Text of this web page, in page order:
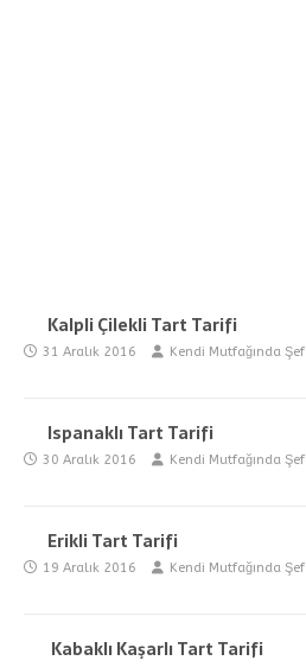
Kalpli Çilekli Tart Tarifi
31 Aralık 2016 Kendi Mutfağında Şef
Ispanaklı Tart Tarifi
30 Aralık 2016 Kendi Mutfağında Şef
Erikli Tart Tarifi
19 Aralık 2016 Kendi Mutfağında Şef
Kabaklı Kaşarlı Tart Tarifi